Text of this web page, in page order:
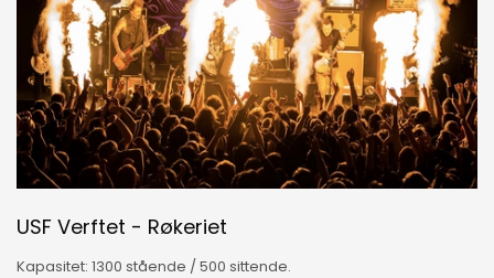
USF Verftet - Røkeriet
Kapasitet: 1300 stående / 500 sittende.